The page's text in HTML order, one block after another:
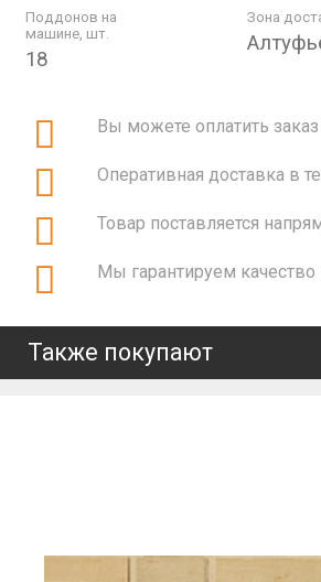
Поддонов на
машине, шт.
18
Зона
Вы можете оплатить
Оперативная доставка в
Товар поставляется
Мы гарантируем качество
Также покупают